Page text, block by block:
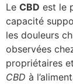
Le CBD est le
capacité
les douleurs
observées
propriétaires
CBD à